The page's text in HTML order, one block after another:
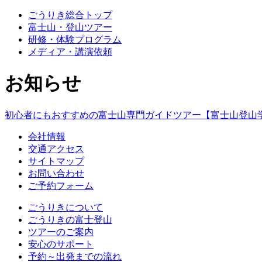
ごうりき総合トップ
富士山・登山ツアー
研修・体験プログラム
メディア・講演依頼
お知らせ
初心者にもおすすめの富士山専門ガイドツアー【富士山登山
会社情報
交通アクセス
サイトマップ
お問い合わせ
ご予約フォーム
ごうりきについて
ごうりきの富士登山
ツアーのご案内
安心のサポート
予約～出発までの流れ